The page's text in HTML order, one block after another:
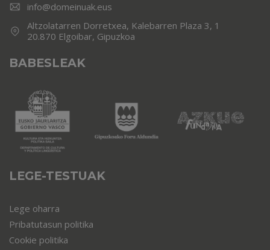
info@domeinuak.eus
Altzolatarren Dorretxea, Kalebarren Plaza 3, 1
20.870 Elgoibar, Gipuzkoa
BABESLEAK
LEGE-TESTUAK
Lege oharra
Pribatutasun politika
Cookie politika